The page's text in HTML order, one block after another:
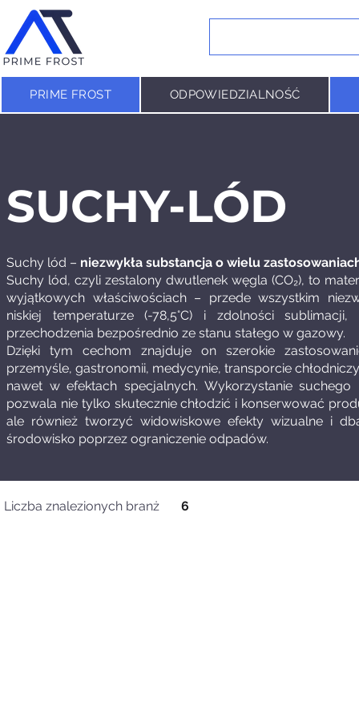
PRIME FROST ODPOWIEDZIALNOŚĆ
SUCHY-LÓD
Suchy lód – niezwykła substancja o wielu
Suchy lód, czyli zestalony dwutlenek węgla (CO₂), to
wyjątkowych właściwościach – przede wszystkim
niskiej temperaturze (-78,5°C) i zdolności sublimacji,
przechodzenia bezpośrednio ze stanu stałego w gazowy.
Dzięki tym cechom znajduje on szerokie
przemyśle, gastronomii, medycynie, transporcie
nawet w efektach specjalnych. Wykorzystanie suchego
pozwala nie tylko skutecznie chłodzić i konserwować
ale również tworzyć widowiskowe efekty wizualne i
środowisko poprzez ograniczenie odpadów.
Liczba znalezionych branż 6